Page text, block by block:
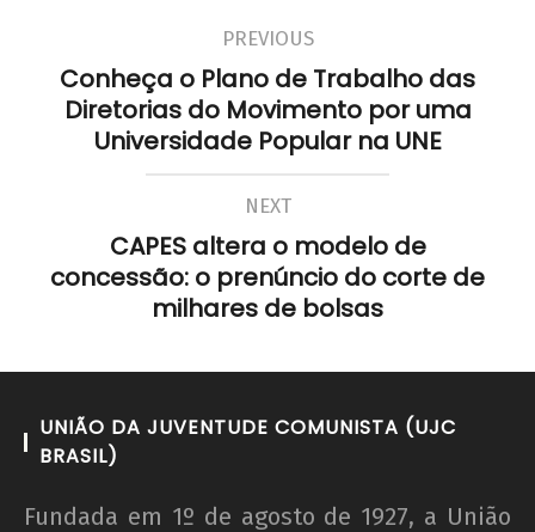
PREVIOUS
Conheça o Plano de Trabalho das
Diretorias do Movimento por uma
Universidade Popular na UNE
NEXT
CAPES altera o modelo de
concessão: o prenúncio do corte de
milhares de bolsas
UNIÃO DA JUVENTUDE COMUNISTA (UJC
BRASIL)
Fundada em 1º de agosto de 1927, a União